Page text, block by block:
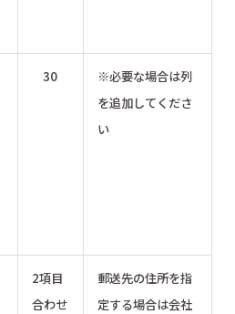
30
※必要な場合は列
を追加してくださ
い
2項目
合わせ
郵送先の住所を指
定する場合は会社